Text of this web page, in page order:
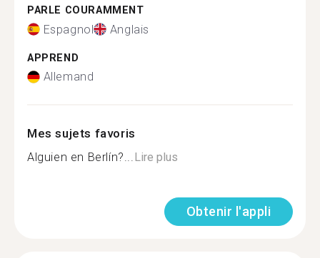
PARLE COURAMMENT
Espagnol Anglais
APPREND
Allemand
Mes sujets favoris
Alguien en Berlín?...Lire plus
Obtenir l'appli